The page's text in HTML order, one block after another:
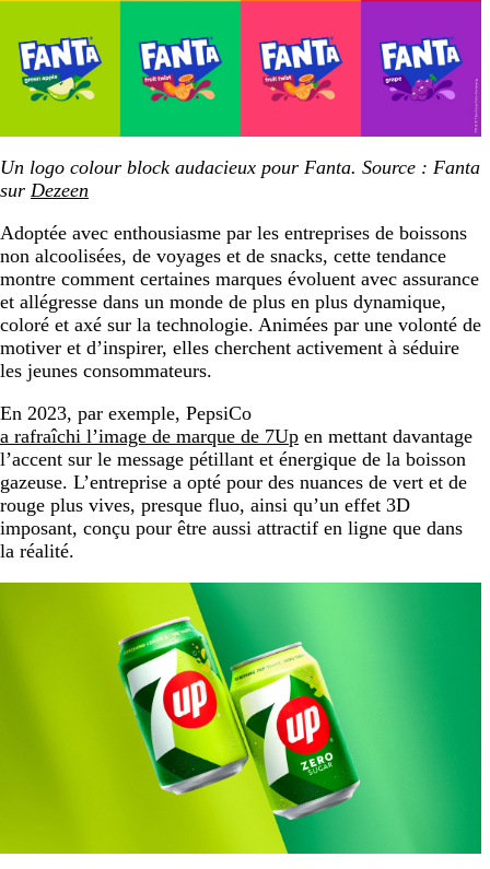
Un logo colour block audacieux pour Fanta. Source : Fanta
sur Dezeen
Adoptée avec enthousiasme par les entreprises de boissons
non alcoolisées, de voyages et de snacks, cette tendance
montre comment certaines marques évoluent avec assurance
et allégresse dans un monde de plus en plus dynamique,
coloré et axé sur la technologie. Animées par une volonté de
motiver et d’inspirer, elles cherchent activement à séduire
les jeunes consommateurs.
En 2023, par exemple, PepsiCo
a rafraîchi l’image de marque de 7Up en mettant davantage
l’accent sur le message pétillant et énergique de la boisson
gazeuse. L’entreprise a opté pour des nuances de vert et de
rouge plus vives, presque fluo, ainsi qu’un effet 3D
imposant, conçu pour être aussi attractif en ligne que dans
la réalité.